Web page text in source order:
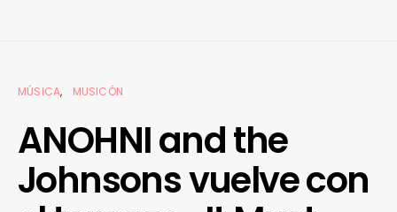
MÚSICA MUSICÓN
ANOHNI and the
Johnsons vuelve con